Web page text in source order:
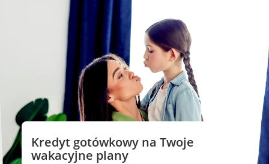
Kredyt gotówkowy na Twoje
wakacyjne plany